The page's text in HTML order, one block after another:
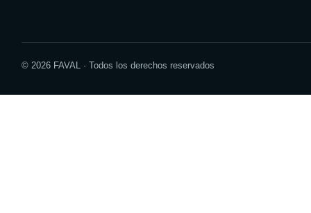
© 2026 FAVAL · Todos los derechos reservados